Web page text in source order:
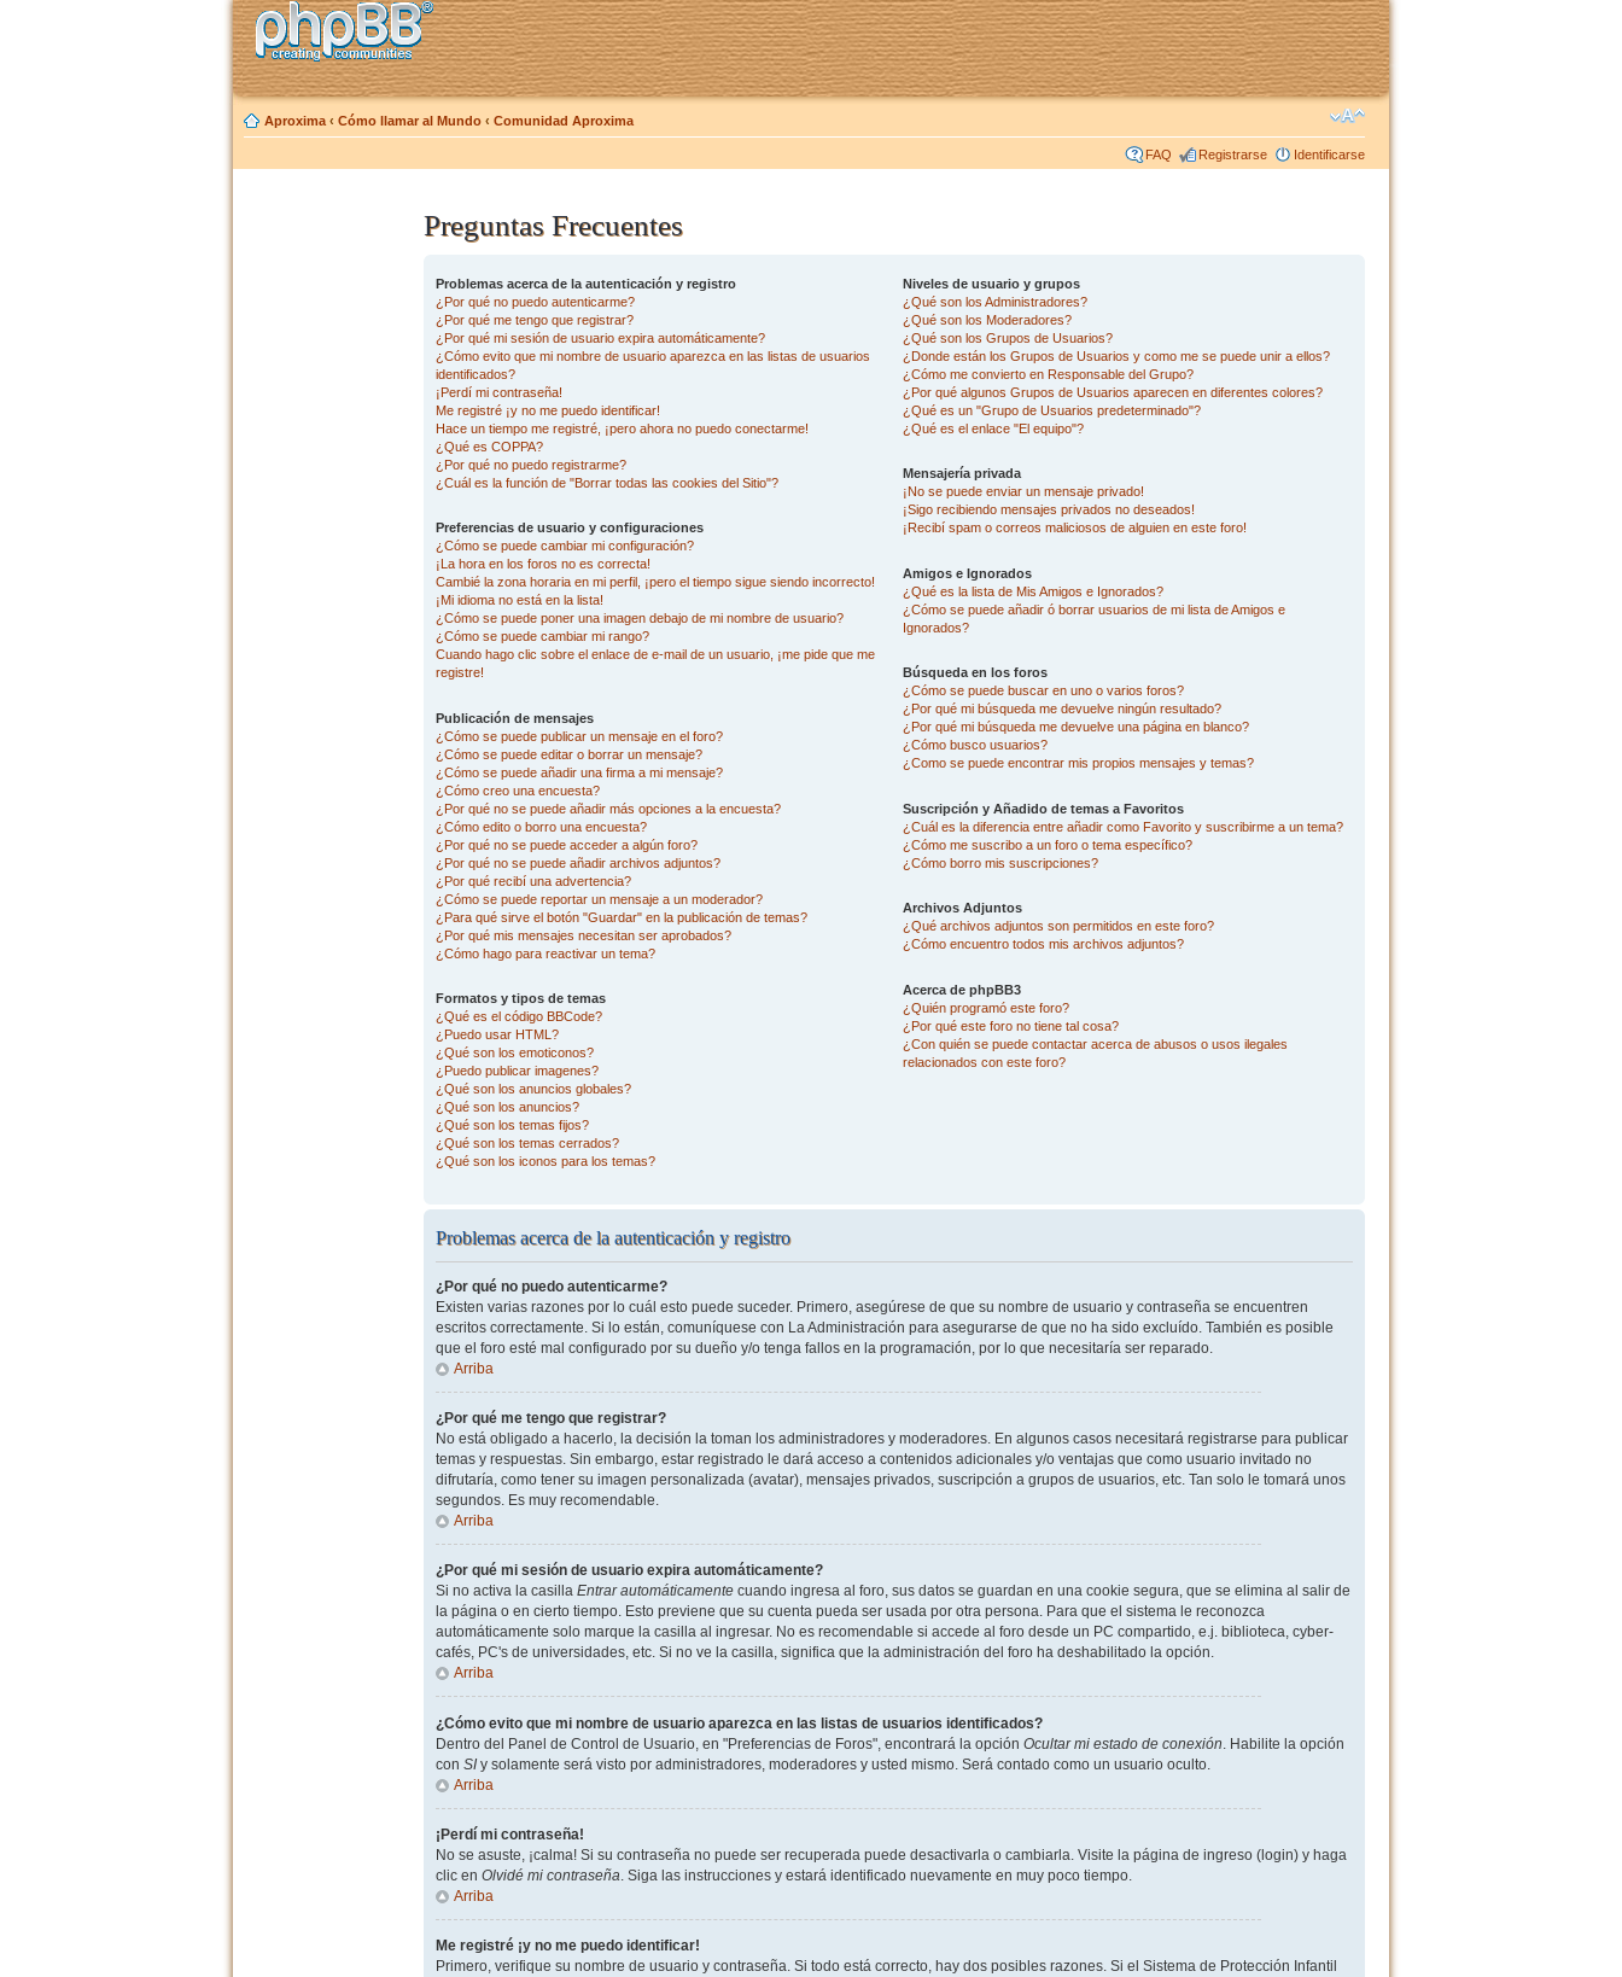
Aproxima ‹ Cómo llamar al Mundo ‹ Comunidad Aproxima
FAQ Registrarse Identificarse
Preguntas Frecuentes
Problemas acerca de la autenticación y registro
¿Por qué no puedo autenticarme?
¿Por qué me tengo que registrar?
¿Por qué mi sesión de usuario expira automáticamente?
¿Cómo evito que mi nombre de usuario aparezca en las listas de usuarios
identificados?
¡Perdí mi contraseña!
Me registré ¡y no me puedo identificar!
Hace un tiempo me registré, ¡pero ahora no puedo conectarme!
¿Qué es COPPA?
¿Por qué no puedo registrarme?
¿Cuál es la función de "Borrar todas las cookies del Sitio"?
Preferencias de usuario y configuraciones
¿Cómo se puede cambiar mi configuración?
¡La hora en los foros no es correcta!
Cambié la zona horaria en mi perfil, ¡pero el tiempo sigue siendo incorrecto!
¡Mi idioma no está en la lista!
¿Cómo se puede poner una imagen debajo de mi nombre de usuario?
¿Cómo se puede cambiar mi rango?
Cuando hago clic sobre el enlace de e-mail de un usuario, ¡me pide que me
registre!
Publicación de mensajes
¿Cómo se puede publicar un mensaje en el foro?
¿Cómo se puede editar o borrar un mensaje?
¿Cómo se puede añadir una firma a mi mensaje?
¿Cómo creo una encuesta?
¿Por qué no se puede añadir más opciones a la encuesta?
¿Cómo edito o borro una encuesta?
¿Por qué no se puede acceder a algún foro?
¿Por qué no se puede añadir archivos adjuntos?
¿Por qué recibí una advertencia?
¿Cómo se puede reportar un mensaje a un moderador?
¿Para qué sirve el botón "Guardar" en la publicación de temas?
¿Por qué mis mensajes necesitan ser aprobados?
¿Cómo hago para reactivar un tema?
Formatos y tipos de temas
¿Qué es el código BBCode?
¿Puedo usar HTML?
¿Qué son los emoticonos?
¿Puedo publicar imagenes?
¿Qué son los anuncios globales?
¿Qué son los anuncios?
¿Qué son los temas fijos?
¿Qué son los temas cerrados?
¿Qué son los iconos para los temas?
Niveles de usuario y grupos
¿Qué son los Administradores?
¿Qué son los Moderadores?
¿Qué son los Grupos de Usuarios?
¿Donde están los Grupos de Usuarios y como me se puede unir a ellos?
¿Cómo me convierto en Responsable del Grupo?
¿Por qué algunos Grupos de Usuarios aparecen en diferentes colores?
¿Qué es un "Grupo de Usuarios predeterminado"?
¿Qué es el enlace "El equipo"?
Mensajería privada
¡No se puede enviar un mensaje privado!
¡Sigo recibiendo mensajes privados no deseados!
¡Recibí spam o correos maliciosos de alguien en este foro!
Amigos e Ignorados
¿Qué es la lista de Mis Amigos e Ignorados?
¿Cómo se puede añadir ó borrar usuarios de mi lista de Amigos e
Ignorados?
Búsqueda en los foros
¿Cómo se puede buscar en uno o varios foros?
¿Por qué mi búsqueda me devuelve ningún resultado?
¿Por qué mi búsqueda me devuelve una página en blanco?
¿Cómo busco usuarios?
¿Como se puede encontrar mis propios mensajes y temas?
Suscripción y Añadido de temas a Favoritos
¿Cuál es la diferencia entre añadir como Favorito y suscribirme a un tema?
¿Cómo me suscribo a un foro o tema específico?
¿Cómo borro mis suscripciones?
Archivos Adjuntos
¿Qué archivos adjuntos son permitidos en este foro?
¿Cómo encuentro todos mis archivos adjuntos?
Acerca de phpBB3
¿Quién programó este foro?
¿Por qué este foro no tiene tal cosa?
¿Con quién se puede contactar acerca de abusos o usos ilegales
relacionados con este foro?
Problemas acerca de la autenticación y registro
¿Por qué no puedo autenticarme?
Existen varias razones por lo cuál esto puede suceder. Primero, asegúrese de que su nombre de usuario y contraseña se encuentren
escritos correctamente. Si lo están, comuníquese con La Administración para asegurarse de que no ha sido excluído. También es posible
que el foro esté mal configurado por su dueño y/o tenga fallos en la programación, por lo que necesitaría ser reparado.
Arriba
¿Por qué me tengo que registrar?
No está obligado a hacerlo, la decisión la toman los administradores y moderadores. En algunos casos necesitará registrarse para publicar
temas y respuestas. Sin embargo, estar registrado le dará acceso a contenidos adicionales y/o ventajas que como usuario invitado no
difrutaría, como tener su imagen personalizada (avatar), mensajes privados, suscripción a grupos de usuarios, etc. Tan solo le tomará unos
segundos. Es muy recomendable.
Arriba
¿Por qué mi sesión de usuario expira automáticamente?
Si no activa la casilla Entrar automáticamentecuando ingresa al foro, sus datos se guardan en una cookie segura, que se elimina al salir de
la página o en cierto tiempo. Esto previene que su cuenta pueda ser usada por otra persona. Para que el sistema le reconozca
automáticamente solo marque la casilla al ingresar. No es recomendable si accede al foro desde un PC compartido, e.j. biblioteca, cyber-
cafés, PC's de universidades, etc. Si no ve la casilla, significa que la administración del foro ha deshabilitado la opción.
Arriba
¿Cómo evito que mi nombre de usuario aparezca en las listas de usuarios identificados?
Dentro del Panel de Control de Usuario, en "Preferencias de Foros", encontrará la opción Ocultar mi estado de conexión . Habilite la opción
con SIy solamente será visto por administradores, moderadores y usted mismo. Será contado como un usuario oculto.
Arriba
¡Perdí mi contraseña!
No se asuste, ¡calma! Si su contraseña no puede ser recuperada puede desactivarla o cambiarla. Visite la página de ingreso (login) y haga
clic en Olvidé mi contraseña. Siga las instrucciones y estará identificado nuevamente en muy poco tiempo.
Arriba
Me registré ¡y no me puedo identificar!
Primero, verifique su nombre de usuario y contraseña. Si todo está correcto, hay dos posibles razones. Si el Sistema de Protección Infantil